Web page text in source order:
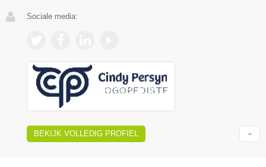
Sociale media:
BEKIJK VOLLEDIG PROFIEL